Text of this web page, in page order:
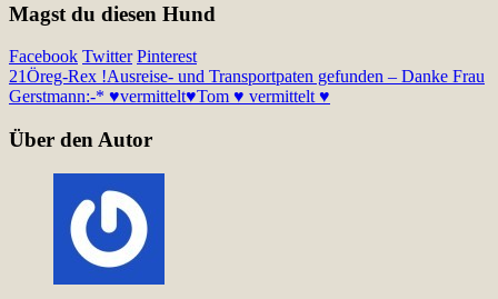
Magst du diesen Hund
Facebook Twitter Pinterest
21Öreg-Rex !Ausreise- und Transportpaten gefunden – Danke Frau
Gerstmann:-* ♥vermittelt♥Tom ♥ vermittelt ♥
Über den Autor